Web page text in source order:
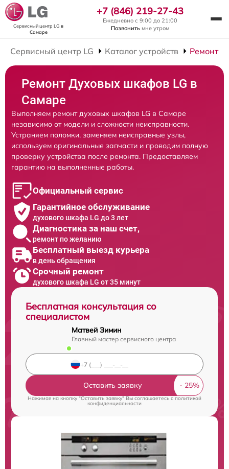
Сервисный центр LG в
Самаре
+7 (846) 219-27-43
Ежедневно с 9:00 до 21:00
Позвонить мне утром
Сервисный центр LG Каталог устройств Ремонт
Ремонт Духовых шкафов LG в
Самаре
Выполняем ремонт духовых шкафов LG в Самаре
независимо от модели и сложности неисправности.
Устраняем поломки, заменяем неисправные узлы,
используем оригинальные запчасти и проводим полную
проверку устройства после ремонта. Предоставляем
гарантию на выполненные работы.
Официальный сервис
Гарантийное обслуживание
духового шкафа LG до 3 лет
Диагностика за наш счет,
ремонт по желанию
Бесплатный выезд курьера
в день обращения
Срочный ремонт
духового шкафа LG от 35 минут
Бесплатная консультация со
специалистом
Матвей Зимин
Главный мастер сервисного центра
Оставить заявку
Нажимая на кнопку "Оставить заявку" Вы соглашаетесь cполитикой
конфиденциальности